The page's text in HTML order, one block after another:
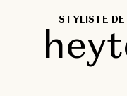
STYLISTE DE